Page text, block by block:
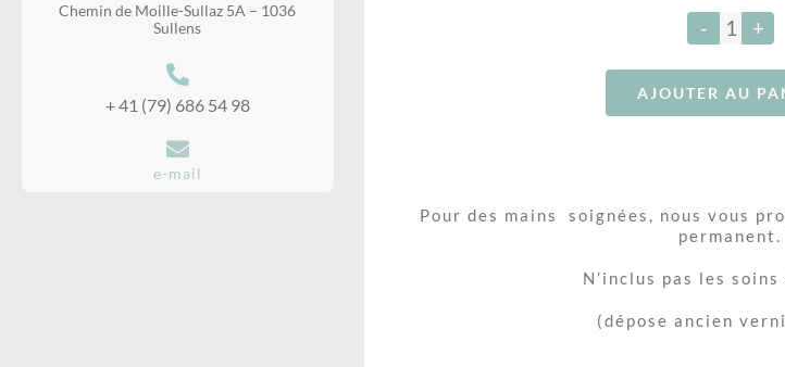
Chemin de Moille-Sullaz 5A – 1036
Sullens
+ 41 (79) 686 54 98
e-mail
de
Pose
de
mains
AJOUTER AU
Pour des mains soignées, nous vous
permanent.
N’inclus pas les soins
(dépose ancien